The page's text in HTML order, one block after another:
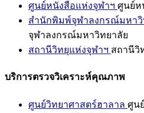
ศูนย์หนังสือแห่งจุฬาฯ ศูนย์ห
สำนักพิมพ์จุฬาลงกรณ์มหาวิ
จุฬาลงกรณ์มหาวิทยาลัย
สถานีวิทยุแห่งจุฬาฯ สถานีวิ
บริการตรวจวิเคราะห์คุณภาพ
ศูนย์วิทยาศาสตร์ฮาลาล ศูน